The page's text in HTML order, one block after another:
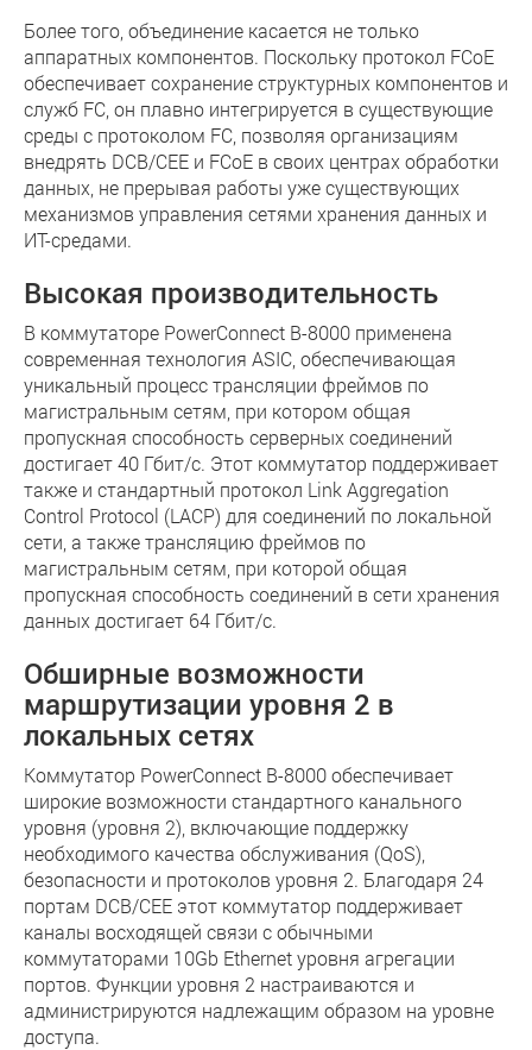
Более того, объединение касается не только
аппаратных компонентов. Поскольку протокол FCoE
обеспечивает сохранение структурных компонентов и
служб FC, он плавно интегрируется в существующие
среды с протоколом FC, позволяя организациям
внедрять DCB/CEE и FCoE в своих центрах обработки
данных, не прерывая работы уже существующих
механизмов управления сетями хранения данных и
ИТ-средами.
Высокая производительность
В коммутаторе PowerConnect B-8000 применена
современная технология ASIC, обеспечивающая
уникальный процесс трансляции фреймов по
магистральным сетям, при котором общая
пропускная способность серверных соединений
достигает 40 Гбит/с. Этот коммутатор поддерживает
также и стандартный протокол Link Aggregation
Control Protocol (LACP) для соединений по локальной
сети, а также трансляцию фреймов по
магистральным сетям, при которой общая
пропускная способность соединений в сети хранения
данных достигает 64 Гбит/с.
Обширные возможности
маршрутизации уровня 2 в
локальных сетях
Коммутатор PowerConnect B-8000 обеспечивает
широкие возможности стандартного канального
уровня (уровня 2), включающие поддержку
необходимого качества обслуживания (QoS),
безопасности и протоколов уровня 2. Благодаря 24
портам DCB/CEE этот коммутатор поддерживает
каналы восходящей связи с обычными
коммутаторами 10Gb Ethernet уровня агрегации
портов. Функции уровня 2 настраиваются и
администрируются надлежащим образом на уровне
доступа.